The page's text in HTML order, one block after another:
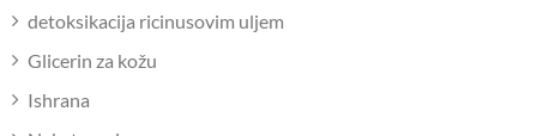
detoksikacija ricinusovim uljem
Glicerin za kožu
Ishrana